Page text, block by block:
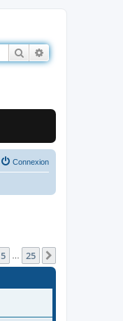
Rechercher
Connexion
5 25